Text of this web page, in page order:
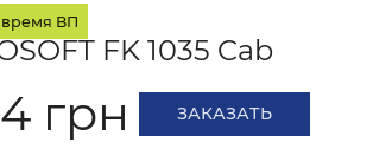
время ВП
FK 1035 Cab
грн ЗАКАЗАТЬ